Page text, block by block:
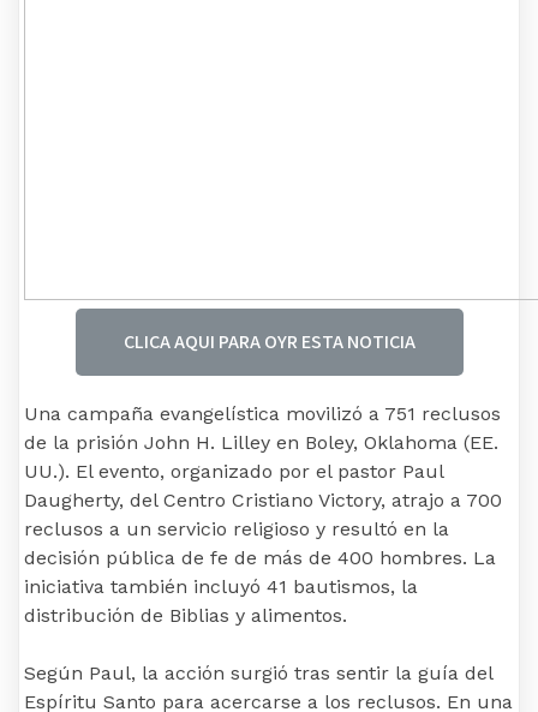
CLICA AQUI PARA OYR ESTA NOTICIA
Una campaña evangelística movilizó a 751 reclusos
de la prisión John H. Lilley en Boley, Oklahoma (EE.
UU.). El evento, organizado por el pastor Paul
Daugherty, del Centro Cristiano Victory, atrajo a 700
reclusos a un servicio religioso y resultó en la
decisión pública de fe de más de 400 hombres. La
iniciativa también incluyó 41 bautismos, la
distribución de Biblias y alimentos.
Según Paul, la acción surgió tras sentir la guía del
Espíritu Santo para acercarse a los reclusos. En una